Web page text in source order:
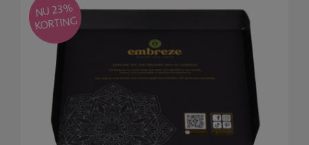
NU 23
%
KORTING